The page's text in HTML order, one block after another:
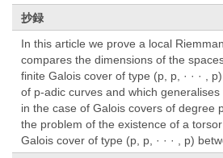
抄録
In this article we prove a local
compares the dimensions of the
finite Galois cover of type (p, p, · · · ,
of p-adic curves and which
in the case of Galois covers of degree
the problem of the existence of a
Galois cover of type (p, p, · · · , p)